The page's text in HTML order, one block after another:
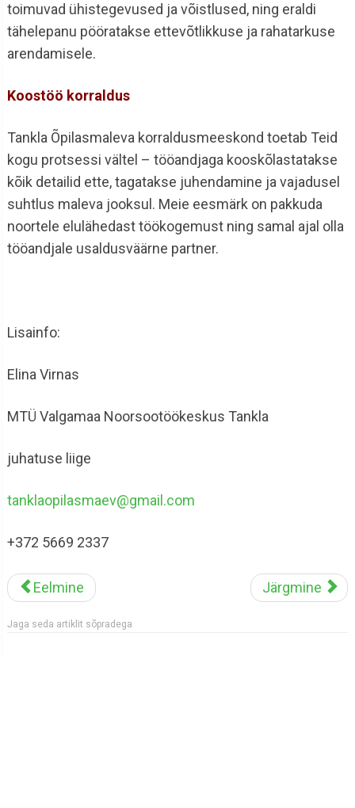
toimuvad ühistegevused ja võistlused, ning eraldi
tähelepanu pööratakse ettevõtlikkuse ja rahatarkuse
arendamisele.
Koostöö korraldus
Tankla Õpilasmaleva korraldusmeeskond toetab Teid
kogu protsessi vältel – tööandjaga kooskõlastatakse
kõik detailid ette, tagatakse juhendamine ja vajadusel
suhtlus maleva jooksul. Meie eesmärk on pakkuda
noortele elulähedast töökogemust ning samal ajal olla
tööandjale usaldusväärne partner.
Lisainfo:
Elina Virnas
MTÜ Valgamaa Noorsootöökeskus Tankla
juhatuse liige
tanklaopilasmaev@gmail.com
+372 5669 2337
Eelmine Järgmine
Jaga seda artiklit sõpradega